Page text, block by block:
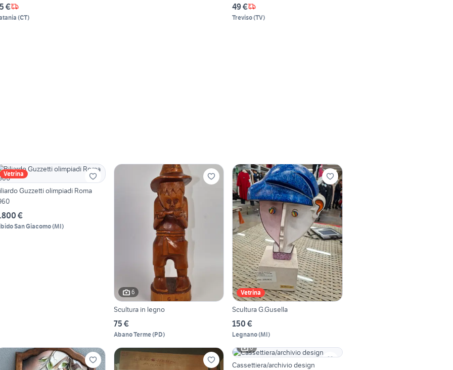
€
(CT)
49 €
Treviso(TV)
Vetrina
Guzzetti olimpiadi Roma
€
San Giacomo(MI)
6
Scultura in legno
75 €
Abano Terme(PD)
Vetrina
Scultura G.Gusella
150 €
Legnano(MI)
6
Cassettiera/archivio design